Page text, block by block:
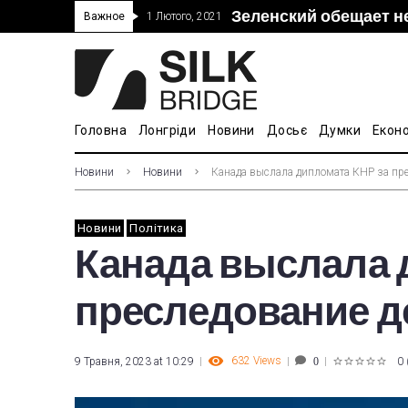
Важное 1 Лютого, 2021 Зеленский обещает
Прошло 5-тое
“Дочка” Beijing
В Украине ввели
Головна Лонгріди Новини Досьє Думки
Новини Новини Канада выслала дипломата КНР за
Новини Політика
Канада выслала
преследование
9 Травня, 2023 at 10:29 632 Views 0 0 (